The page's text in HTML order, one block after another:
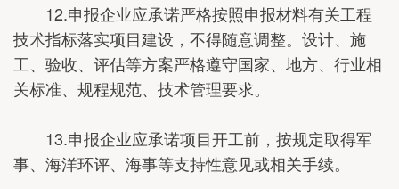
12.申报企业应承诺严格按照申报材料有关工程
技术指标落实项目建设，不得随意调整。设计、施
工、验收、评估等方案严格遵守国家、地方、行业相
关标准、规程规范、技术管理要求。
13.申报企业应承诺项目开工前，按规定取得军
事、海洋环评、海事等支持性意见或相关手续。